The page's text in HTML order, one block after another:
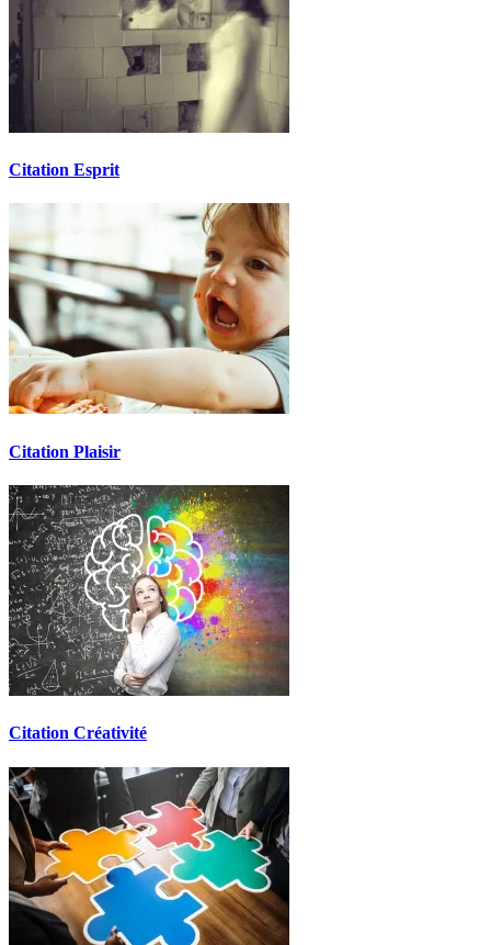
Citation Esprit
Citation Plaisir
Citation Créativité